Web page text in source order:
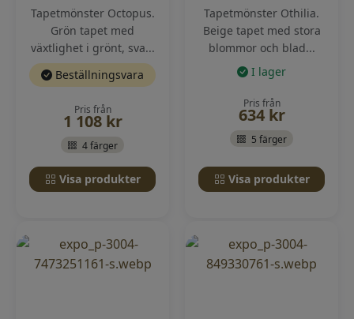
Tapetmönster Octopus.
Grön tapet med
växtlighet i grönt, sva...
Beställningsvara
Pris från
1 108 kr
4 färger
Visa produkter
Tapetmönster Othilia.
Beige tapet med stora
blommor och blad...
I lager
Pris från
634 kr
5 färger
Visa produkter